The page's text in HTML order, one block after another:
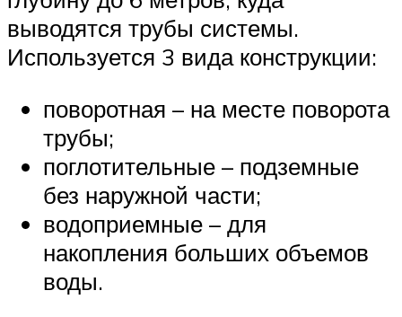
выводятся трубы системы.
Используется 3 вида конструкции:
поворотная – на месте поворота
трубы;
поглотительные – подземные
без наружной части;
водоприемные – для
накопления больших объемов
воды.